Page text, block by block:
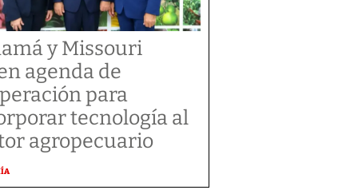
y Missouri
agenda de
para
tecnología al
agropecuario